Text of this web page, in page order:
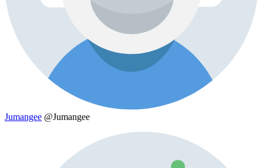
Jumangee @Jumangee